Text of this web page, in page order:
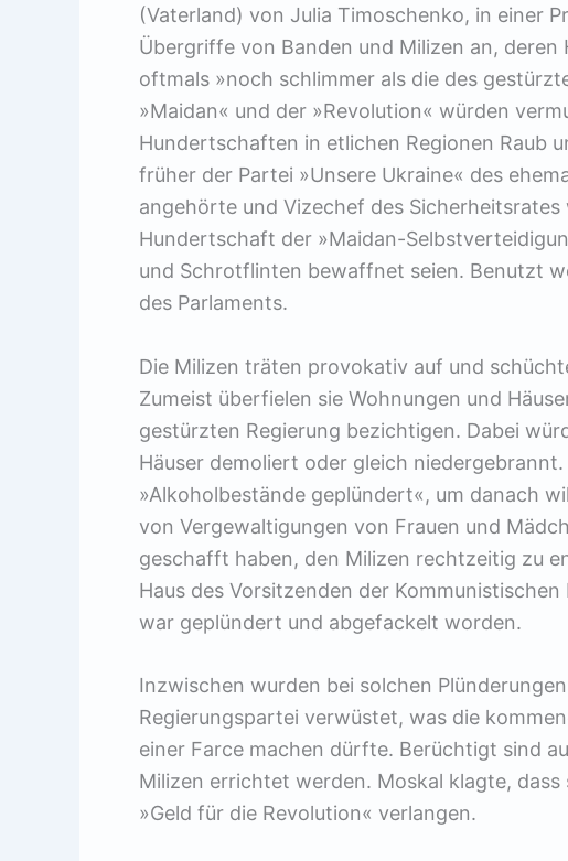
(Vaterland) von Julia Timoschenko, in einer
Übergriffe von Banden und Milizen an,
oftmals »noch schlimmer als die des
»Maidan« und der »Revolution« würden
Hundertschaften in etlichen Regionen Raub
früher der Partei »Unsere Ukraine« des
angehörte und Vizechef des
Hundertschaft der »Maidan-
und Schrotflinten bewaffnet seien. Benutzt
des Parlaments.
Die Milizen träten provokativ auf und
Zumeist überfielen sie Wohnungen und
gestürzten Regierung bezichtigen. Dabei
Häuser demoliert oder gleich
»Alkoholbestände geplündert«, um danach
von Vergewaltigungen von Frauen und
geschafft haben, den Milizen rechtzeitig zu
Haus des Vorsitzenden der
war geplündert und abgefackelt worden.
Inzwischen wurden bei solchen
Regierungspartei verwüstet, was die
einer Farce machen dürfte. Berüchtigt sind
Milizen errichtet werden. Moskal klagte,
»Geld für die Revolution« verlangen.